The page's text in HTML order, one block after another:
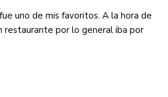
uno de mis favoritos. A la hora de
restaurante por lo general iba por